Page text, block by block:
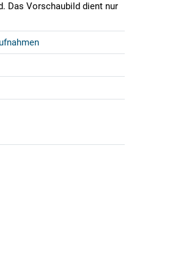
Das Vorschaubild dient nur